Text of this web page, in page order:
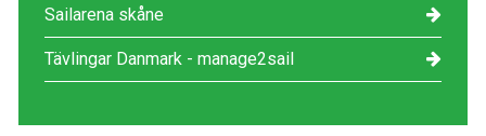
Sailarena skåne
Tävlingar Danmark - manage2sail